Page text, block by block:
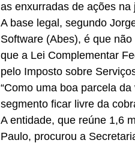
as enxurradas de ações na
A base legal, segundo
Software (Abes), é que
que a Lei Complementar
pelo Imposto sobre
“Como uma boa parcela
segmento ficar livre da
A entidade, que reúne 1,6
Paulo, procurou a